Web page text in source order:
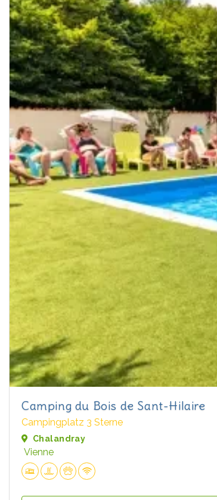
Camping du Bois de Sant-Hilaire
Campingplatz 3 Sterne
Chalandray
Vienne